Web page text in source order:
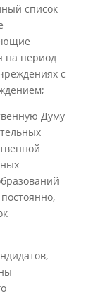
список
на период
с
Думу